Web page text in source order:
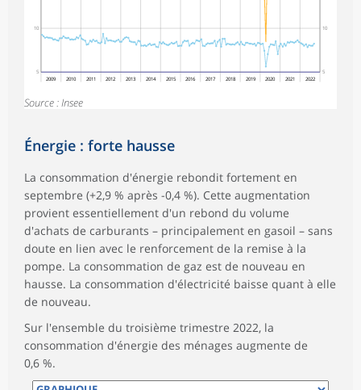
5
10
5
10
2009 2010 2011 2012 2013 2014 2015 2016 2017 2018 2019 2020 2021 2022
Source : Insee
Énergie : forte hausse
La consommation d'énergie rebondit fortement en
septembre (+2,9 % après -0,4 %). Cette augmentation
provient essentiellement d'un rebond du volume
d'achats de carburants – principalement en gasoil – sans
doute en lien avec le renforcement de la remise à la
pompe. La consommation de gaz est de nouveau en
hausse. La consommation d'électricité baisse quant à elle
de nouveau.
Sur l'ensemble du troisième trimestre 2022, la
consommation d'énergie des ménages augmente de
0,6 %.